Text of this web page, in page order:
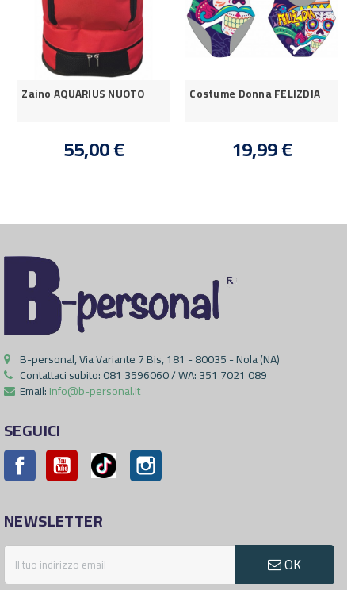
Zaino AQUARIUS NUOTO
55,00 €
Costume Donna FELIZDIA
19,99 €
B-personal, Via Variante 7 Bis, 181 - 80035 - Nola (NA)
Contattaci subito:081 3596060 / WA: 351 7021 089
Email:info@b-personal.it
SEGUICI
Facebook YouTube Pinterest
NEWSLETTER
OK